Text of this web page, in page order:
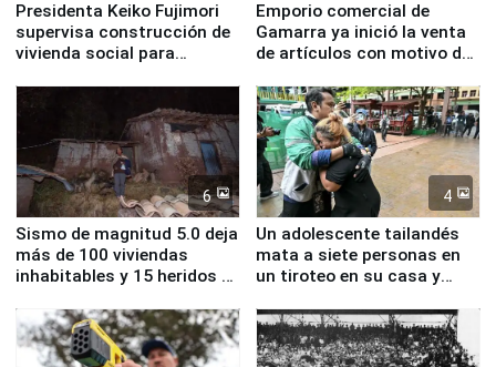
Presidenta Keiko Fujimori
supervisa construcción de
vivienda social para
Emporio comercial de
Gamarra ya inició la venta
de artículos con motivo de
6
Sismo de magnitud 5.0 deja
más de 100 viviendas
inhabitables y 15 heridos en
4
Un adolescente tailandés
mata a siete personas en
un tiroteo en su casa y